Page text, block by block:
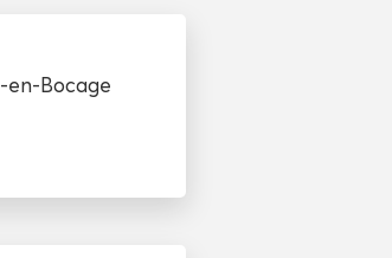
en-Bocage